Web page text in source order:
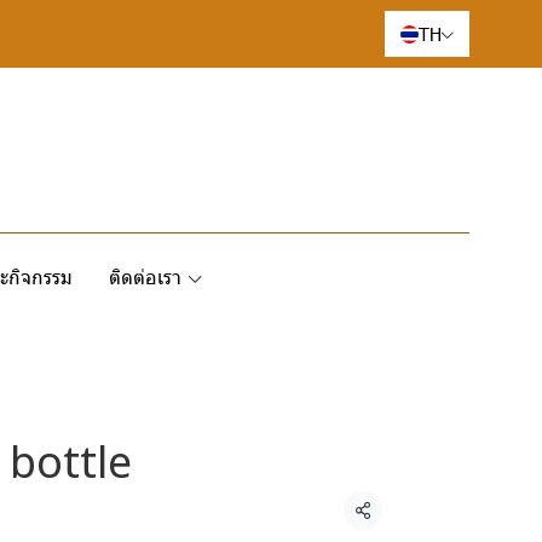
TH
กิจกรรม ติดต่อเรา
bottle
แชร์